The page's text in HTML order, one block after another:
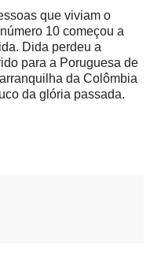
que viviam o
10 começou a
Dida perdeu a
para a Poruguesa de
da Colômbia
da glória passada.